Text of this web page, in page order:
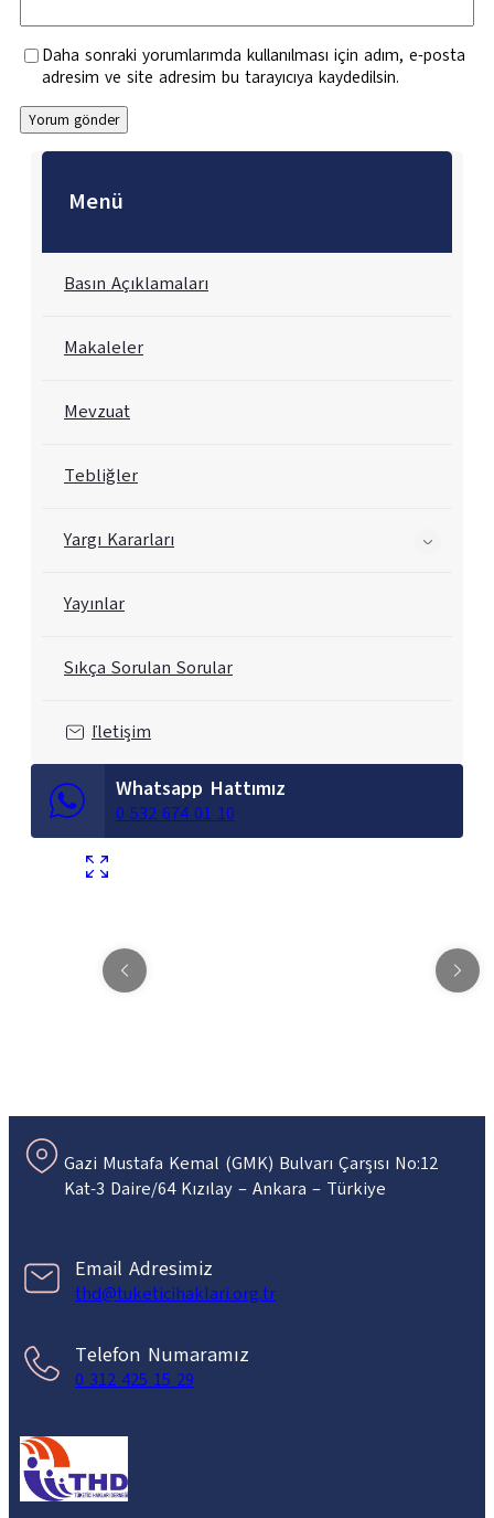
Daha sonraki yorumlarımda kullanılması için adım, e-posta
adresim ve site adresim bu tarayıcıya kaydedilsin.
Menü
Basın Açıklamaları
Makaleler
Mevzuat
Tebliğler
Yargı Kararları
Yayınlar
Sıkça Sorulan Sorular
İletişim
Whatsapp Hattımız
0 532 674 01 10
Gazi Mustafa Kemal (GMK) Bulvarı Çarşısı No:12
Kat-3 Daire/64 Kızılay – Ankara – Türkiye
Email Adresimiz
thd@tuketicihaklari.org.tr
Telefon Numaramız
0 312 425 15 29